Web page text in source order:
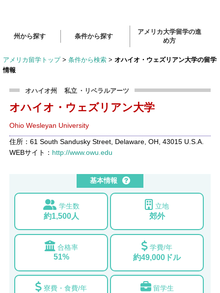
州から探す 条件から探す
アメリカ大学留学の進
め方
アメリカ留学トップ > 条件から検索 > オハイオ・ウェズリアン大学の留学
情報
オハイオ州 私立 ・リベラルアーツ
オハイオ・ウェズリアン大学
Ohio Wesleyan University
住所：61 South Sandusky Street, Delaware, OH, 43015 U.S.A.
WEBサイト： http://www.owu.edu
基本情報
学生数
約1,500人
立地
郊外
合格率
51%
学費/年
約49,000ドル
寮費・食費/年 留学生